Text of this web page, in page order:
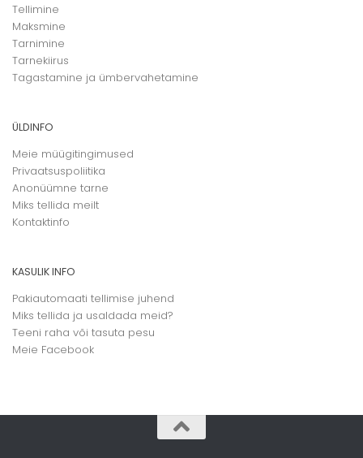
Tellimine
Maksmine
Tarnimine
Tarnekiirus
Tagastamine ja ümbervahetamine
ÜLDINFO
Meie müügitingimused
Privaatsuspoliitika
Anonüümne tarne
Miks tellida meilt
Kontaktinfo
KASULIK INFO
Pakiautomaati tellimise juhend
Miks tellida ja usaldada meid?
Teeni raha või tasuta pesu
Meie Facebook